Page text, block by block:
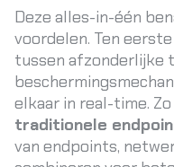
Deze alles-in-één
voordelen. Ten
tussen afzonderlijke
elkaar in real-time.
traditionele
van endpoints,